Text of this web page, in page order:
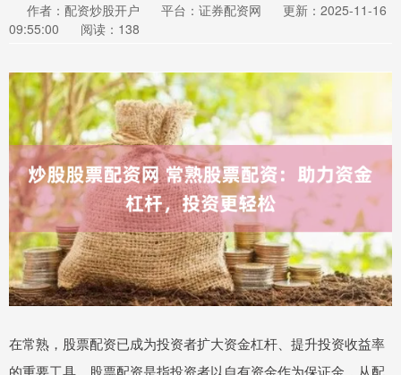
作者：配资炒股开户 平台：证券配资网
更新：2025-11-16
09:55:00
阅读：138
在常熟，股票配资已成为投资者扩大资金杠杆、提升投资收益率
的重要工具。股票配资是指投资者以自有资金作为保证金，从配